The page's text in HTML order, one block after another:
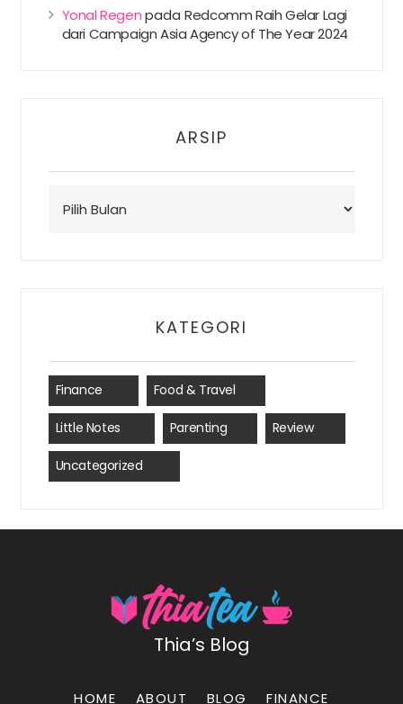
Yonal RegenpadaRedcomm Raih Gelar Lagi
dari Campaign Asia Agency of The Year 2024
ARSIP
KATEGORI
Finance Food & Travel
Little Notes Parenting Review(15)
Uncategorized
Thia’s Blog
HOME ABOUT BLOG FINANCE